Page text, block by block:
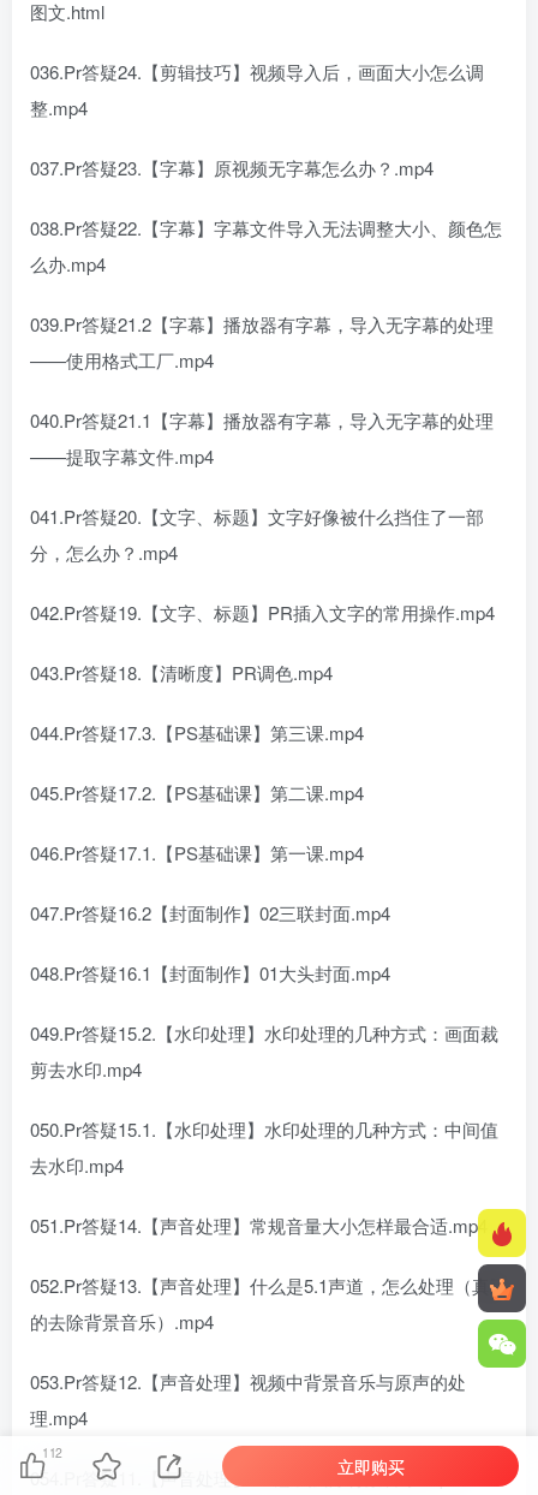
图文.html
036.Pr答疑24.【剪辑技巧】视频导入后，画面大小怎么调
整.mp4
037.Pr答疑23.【字幕】原视频无字幕怎么办？.mp4
038.Pr答疑22.【字幕】字幕文件导入无法调整大小、颜色怎
么办.mp4
039.Pr答疑21.2【字幕】播放器有字幕，导入无字幕的处理
——使用格式工厂.mp4
040.Pr答疑21.1【字幕】播放器有字幕，导入无字幕的处理
——提取字幕文件.mp4
041.Pr答疑20.【文字、标题】文字好像被什么挡住了一部
分，怎么办？.mp4
042.Pr答疑19.【文字、标题】PR插入文字的常用操作.mp4
043.Pr答疑18.【清晰度】PR调色.mp4
044.Pr答疑17.3.【PS基础课】第三课.mp4
045.Pr答疑17.2.【PS基础课】第二课.mp4
046.Pr答疑17.1.【PS基础课】第一课.mp4
047.Pr答疑16.2【封面制作】02三联封面.mp4
048.Pr答疑16.1【封面制作】01大头封面.mp4
049.Pr答疑15.2.【水印处理】水印处理的几种方式：画面裁
剪去水印.mp4
050.Pr答疑15.1.【水印处理】水印处理的几种方式：中间值
去水印.mp4
051.Pr答疑14.【声音处理】常规音量大小怎样最合适.mp4
052.Pr答疑13.【声音处理】什么是5.1声道，怎么处理（真正
的去除背景音乐）.mp4
053.Pr答疑12.【声音处理】视频中背景音乐与原声的处
理.mp4
054.Pr答疑11.【声音处理】PR怎么去除背景音乐.mp4
112
立即购买